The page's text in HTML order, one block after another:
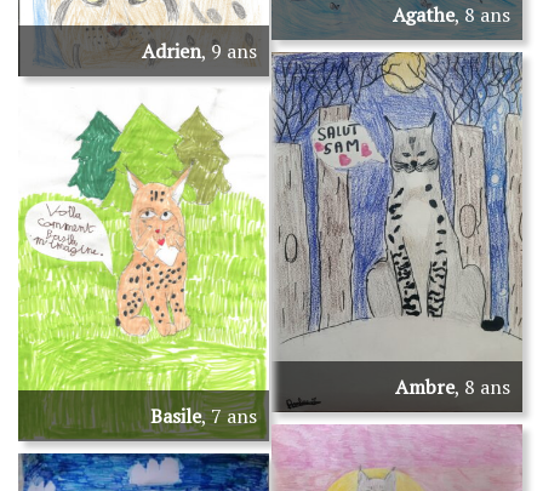
Adrien, 9 ans
Agathe, 8 ans
Ambre, 8 ans
Basile, 7 ans